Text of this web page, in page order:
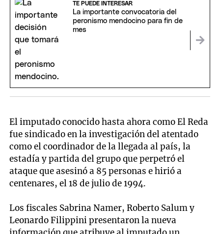
TE PUEDE INTERESAR
La importante convocatoria del
peronismo mendocino para fin de
mes
El imputado conocido hasta ahora como El Reda
fue sindicado en la investigación del atentado
como el coordinador de la llegada al país, la
estadía y partida del grupo que perpetró el
ataque que asesinó a 85 personas e hirió a
centenares, el 18 de julio de 1994.
Los fiscales Sabrina Namer, Roberto Salum y
Leonardo Filippini presentaron la nueva